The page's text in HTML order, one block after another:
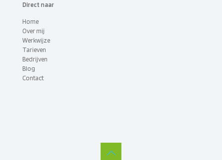
Direct naar
Home
Over mij
Werkwijze
Tarieven
Bedrijven
Blog
Contact